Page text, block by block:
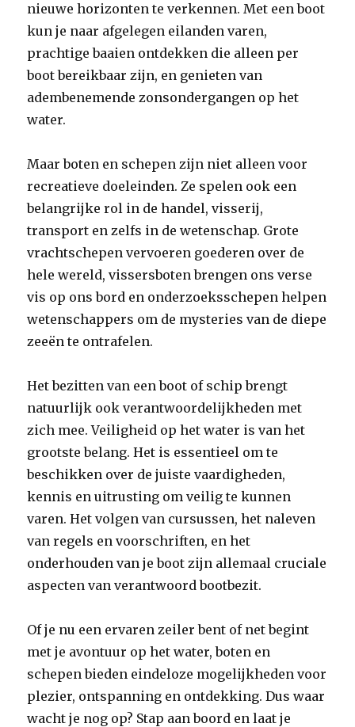
nieuwe horizonten te verkennen. Met een boot
kun je naar afgelegen eilanden varen,
prachtige baaien ontdekken die alleen per
boot bereikbaar zijn, en genieten van
adembenemende zonsondergangen op het
water.
Maar boten en schepen zijn niet alleen voor
recreatieve doeleinden. Ze spelen ook een
belangrijke rol in de handel, visserij,
transport en zelfs in de wetenschap. Grote
vrachtschepen vervoeren goederen over de
hele wereld, vissersboten brengen ons verse
vis op ons bord en onderzoeksschepen helpen
wetenschappers om de mysteries van de diepe
zeeën te ontrafelen.
Het bezitten van een boot of schip brengt
natuurlijk ook verantwoordelijkheden met
zich mee. Veiligheid op het water is van het
grootste belang. Het is essentieel om te
beschikken over de juiste vaardigheden,
kennis en uitrusting om veilig te kunnen
varen. Het volgen van cursussen, het naleven
van regels en voorschriften, en het
onderhouden van je boot zijn allemaal cruciale
aspecten van verantwoord bootbezit.
Of je nu een ervaren zeiler bent of net begint
met je avontuur op het water, boten en
schepen bieden eindeloze mogelijkheden voor
plezier, ontspanning en ontdekking. Dus waar
wacht je nog op? Stap aan boord en laat je